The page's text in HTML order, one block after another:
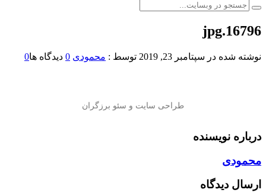
16796.jpg
نوشته شده در سپتامبر 23, 2019 توسط : محمودی 0 دیدگاه ها0
درباره نویسنده
محمودی
ارسال دیدگاه